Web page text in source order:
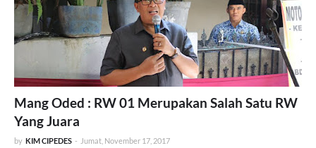
Mang Oded : RW 01 Merupakan Salah Satu RW
Yang Juara
by KIM CIPEDES - Jumat, November 17, 2017